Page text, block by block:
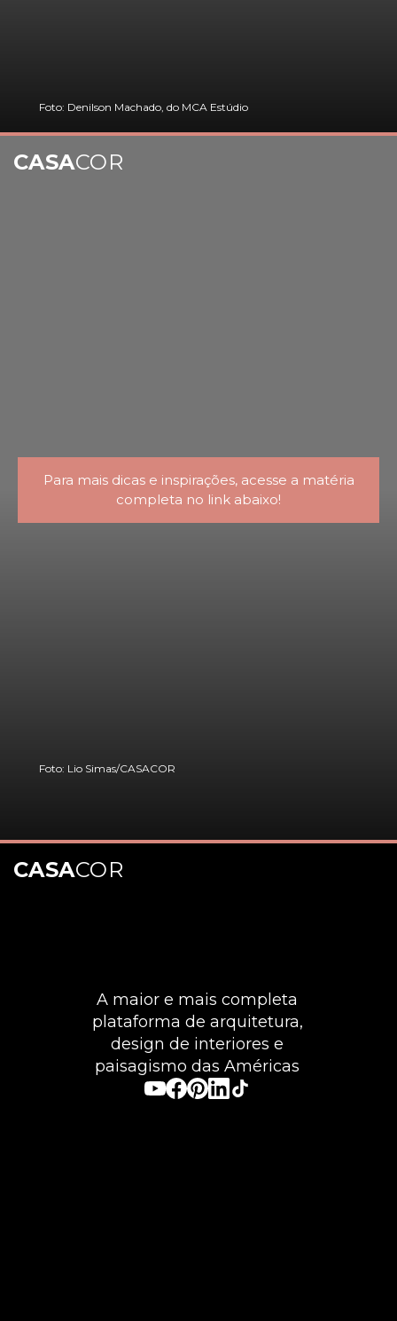
Foto: Denilson Machado, do MCA Estúdio
Para mais dicas e inspirações, acesse a matéria
completa no link abaixo!
Foto: Lio Simas/CASACOR
CASACOR
Opening
A maior e mais completa
plataforma de arquitetura,
design de interiores e
paisagismo das Américas
CASACOR